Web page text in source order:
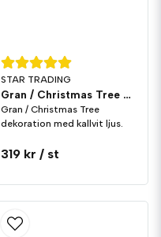
STAR TRADING
Gran / Christmas Tree Magic Inomhusdekoration
Gran / Christmas Tree
dekoration med kallvit ljus.
319 kr / st